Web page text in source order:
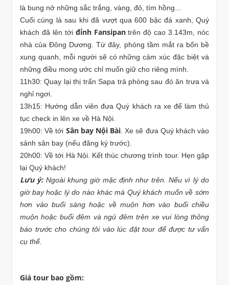
là bung nở những sắc trắng, vàng, đỏ, tím hồng…
Cuối cùng là sau khi đã vượt qua 600 bậc đá xanh, Quý
khách đã lên tới đỉnh Fansipantrên độ cao 3.143m, nóc
nhà của Đông Dương. Từ đây, phóng tầm mắt ra bốn bề
xung quanh, mỗi người sẽ có những cảm xúc đặc biệt và
những điều mong ước chỉ muốn giữ cho riêng mình.
11h30: Quay lại thị trấn Sapa trả phòng sau đó ăn trưa và
nghỉ ngơi.
13h15: Hướng dẫn viên đưa Quý khách ra xe để làm thủ
tục check in lên xe về Hà Nội.
19h00: Về tới Sân bay Nội Bài . Xe sẽ đưa Quý khách vào
sảnh sân bay (nếu đăng ký trước).
20h00: Về tới Hà Nội. Kết thúc chương trình tour. Hẹn gặp
lại Quý khách!
Lưu ý:Ngoài khung giờ mặc định như trên. Nếu vì lý do
giờ bay hoặc lý do nào khác mà Quý khách muốn về sớm
hơn vào buổi sáng hoặc về muộn hơn vào buổi chiều
muộn hoặc buổi đêm và ngủ đêm trên xe vui lòng thông
báo trước cho chúng tôi vào lúc đặt tour để được tư vấn
cụ thể.
Giá tour bao gồm: